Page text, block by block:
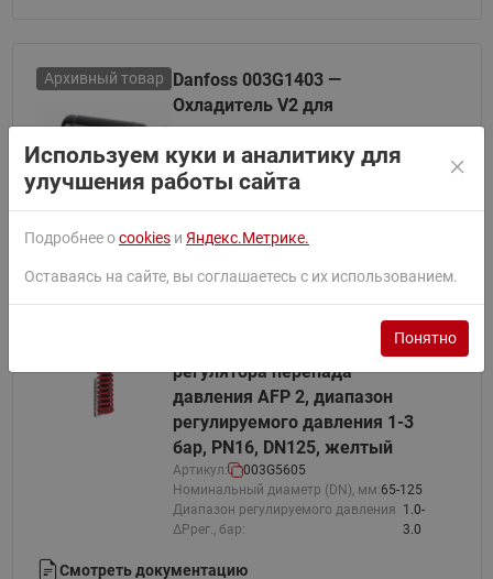
Архивный товар
Danfoss 003G1403 —
Охладитель V2 для
регуляторов
AFD/AFA/AFP/AFPQ(4),
емкость 3 л
регулятора перепада
давления AFP 2, диапазон
регулируемого давления 1-3
бар, PN16, DN125, желтый
Артикул:
003G5605
Номинальный диаметр (DN), мм:65-125
Диапазон регулируемого давления
ΔPрег., бар:
1.0-
3.0
Смотреть документацию
Используем куки и аналитику для
улучшения работы сайта
Подробнее оcookies и Яндекс.Метрике.
Оставаясь на сайте, вы соглашаетесь с их использованием.
Понятно